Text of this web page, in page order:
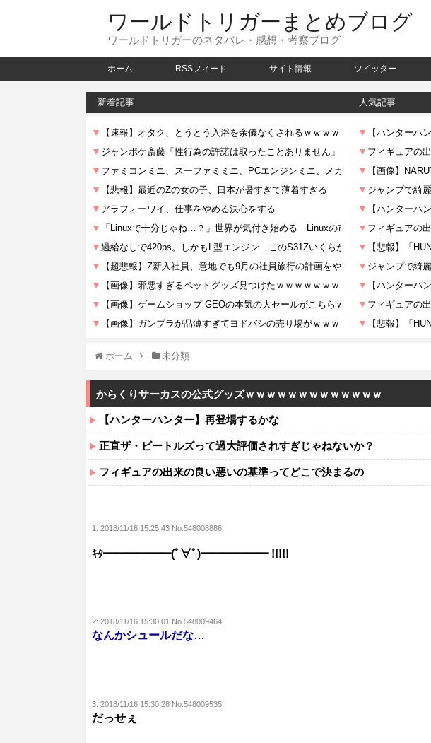
ワールドトリガーまとめブログ
ワールドトリガーのネタバレ・感想・考察ブログ
ホーム RSSフィード サイト情報 ツイッター
新着記事 人気記事
ホーム 未分類
からくりサーカスの公式グッズｗｗｗｗｗｗｗｗｗｗｗｗｗ
【ハンターハンター】再登場するかな
正直ザ・ビートルズって過大評価されすぎじゃねないか？
フィギュアの出来の良い悪いの基準ってどこで決まるの
1: 2018/11/16 15:25:43 No.548008886
ｷﾀ━━━━━━(ﾟ∀ﾟ)━━━━━━ !!!!!
2: 2018/11/16 15:30:01 No.548009464
なんかシュールだな…
3: 2018/11/16 15:30:28 No.548009535
だっせぇ